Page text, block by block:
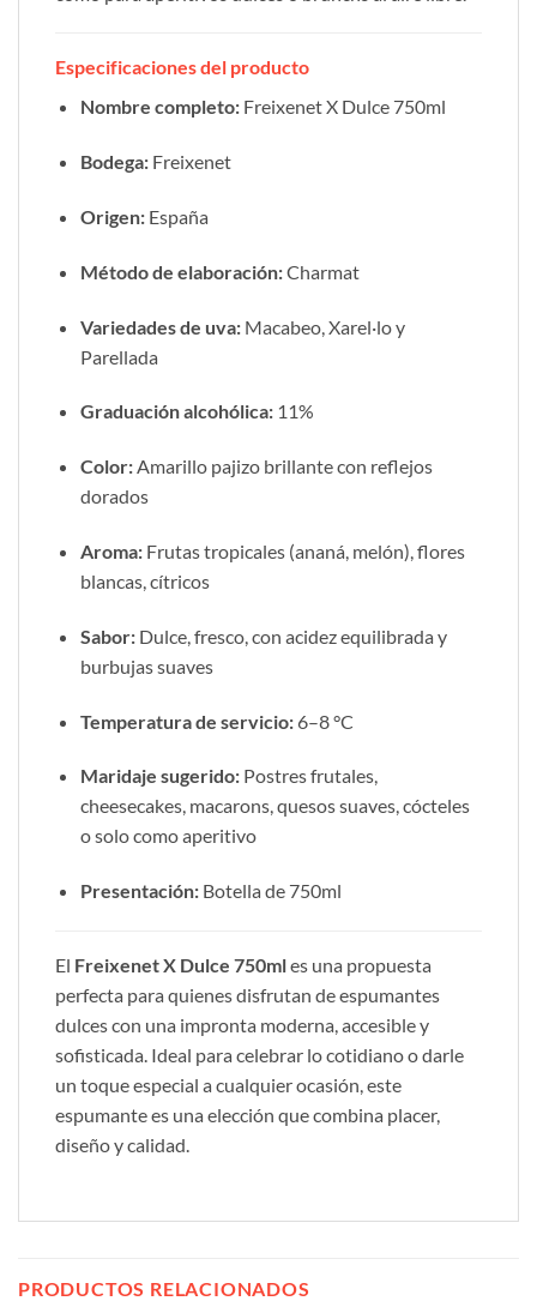
Especificaciones del producto
Nombre completo:Freixenet X Dulce 750ml
Bodega:Freixenet
Origen:España
Método de elaboración:Charmat
Variedades de uva:Macabeo, Xarel·lo y
Parellada
Graduación alcohólica:11%
Color:Amarillo pajizo brillante con reflejos
dorados
Aroma:Frutas tropicales (ananá, melón), flores
blancas, cítricos
Sabor:Dulce, fresco, con acidez equilibrada y
burbujas suaves
Temperatura de servicio:6–8 °C
Maridaje sugerido:Postres frutales,
cheesecakes, macarons, quesos suaves, cócteles
o solo como aperitivo
Presentación:Botella de 750ml
El Freixenet X Dulce 750mles una propuesta
perfecta para quienes disfrutan de espumantes
dulces con una impronta moderna, accesible y
sofisticada. Ideal para celebrar lo cotidiano o darle
un toque especial a cualquier ocasión, este
espumante es una elección que combina placer,
diseño y calidad.
PRODUCTOS RELACIONADOS